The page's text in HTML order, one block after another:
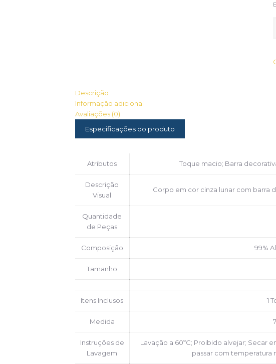
Descrição
Informação adicional
Avaliações (0)
Especificações do produto
Atributos Toque macio; Barra
Descrição
Visual
Corpo em cor cinza lunar com barra
Quantidade
de Peças
Composição 99%
Tamanho
Itens Inclusos 1
Medida
Instruções de
Lavagem
Lavação a 60ºC; Proibido alvejar; Secar
passar com temperatura